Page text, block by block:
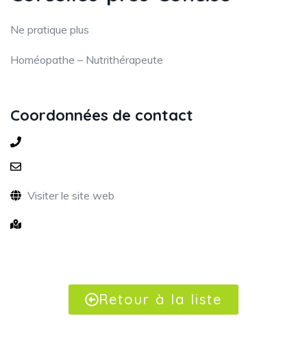
Ne pratique plus
Homéopathe – Nutrithérapeute
Coordonnées de contact
Visiter le site web
Retour à la liste